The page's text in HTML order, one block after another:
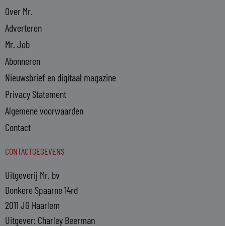
Over Mr.
Adverteren
Mr. Job
Abonneren
Nieuwsbrief en digitaal magazine
Privacy Statement
Algemene voorwaarden
Contact
CONTACTGEGEVENS
Uitgeverij Mr. bv
Donkere Spaarne 14rd
2011 JG Haarlem
Uitgever: Charley Beerman